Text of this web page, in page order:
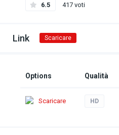
6.5 417 voti
Link Scaricare
Options Qualità
Scaricare HD